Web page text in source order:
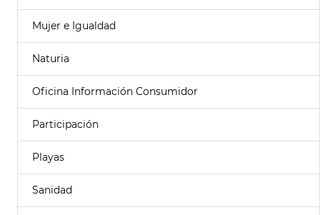
Mujer e Igualdad
Naturia
Oficina Información Consumidor
Participación
Playas
Sanidad